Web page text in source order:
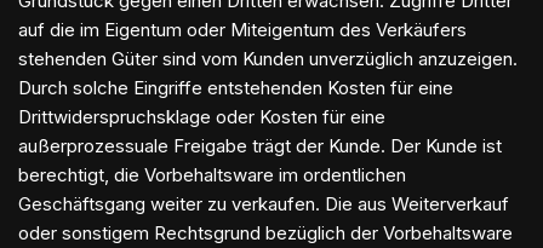
auf die im Eigentum oder Miteigentum des Verkäufers
stehenden Güter sind vom Kunden unverzüglich anzuzeigen.
Durch solche Eingriffe entstehenden Kosten für eine
Drittwiderspruchsklage oder Kosten für eine
außerprozessuale Freigabe trägt der Kunde. Der Kunde ist
berechtigt, die Vorbehaltsware im ordentlichen
Geschäftsgang weiter zu verkaufen. Die aus Weiterverkauf
oder sonstigem Rechtsgrund bezüglich der Vorbehaltsware